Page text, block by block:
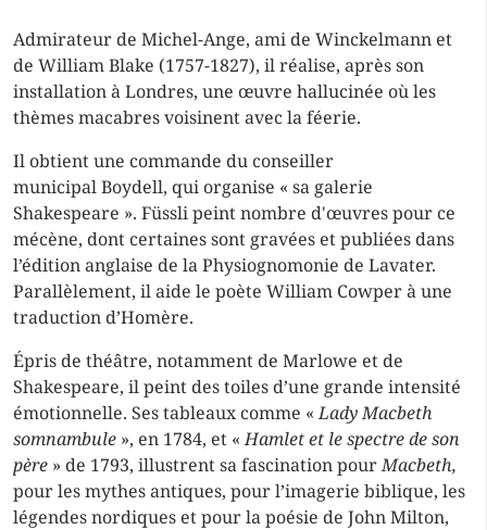
Admirateur de Michel-Ange, ami de Winckelmann et
de William Blake (1757-1827), il réalise, après son
installation à Londres, une œuvre hallucinée où les
thèmes macabres voisinent avec la féerie.
Il obtient une commande du conseiller
municipal Boydell, qui organise « sa galerie
Shakespeare ». Füssli peint nombre d'œuvres pour ce
mécène, dont certaines sont gravées et publiées dans
l’édition anglaise de la Physiognomonie de Lavater.
Parallèlement, il aide le poète William Cowper à une
traduction d’Homère.
Épris de théâtre, notamment de Marlowe et de
Shakespeare, il peint des toiles d’une grande intensité
émotionnelle. Ses tableaux comme «Lady Macbeth
somnambule », en 1784, et «Hamlet et le spectre de son
père » de 1793, illustrent sa fascination pourMacbeth,
pour les mythes antiques, pour l’imagerie biblique, les
légendes nordiques et pour la poésie de John Milton,